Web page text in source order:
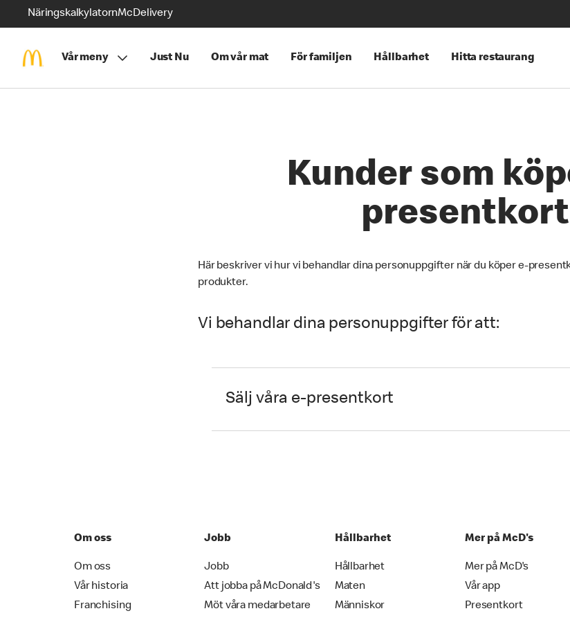
NäringskalkylatornMcDelivery
Vår meny Just Nu Om vår mat För familjen Hållbarhet Hitta restaurang
Kunder som
presentkort
Här beskriver vi hur vi behandlar dina personuppgifter när du köper e-
produkter.
Vi behandlar dina personuppgifter för att:
Sälj våra e-presentkort
Om oss
Om oss
Vår historia
Franchising
Jobb
Jobb
Att jobba på McDonald's
Möt våra medarbetare
Hållbarhet
Hållbarhet
Maten
Människor
Mer på McD's
Mer på McD's
Vår app
Presentkort